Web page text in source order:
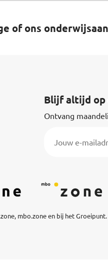
of ons
Blijf altijd op
Ontvang
mbo.zone en bij het Groeipunt.